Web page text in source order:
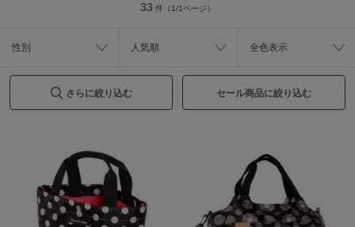
33 件（1/1ページ）
性別 人気順 全色表示
さらに絞り込む セール商品に絞り込む